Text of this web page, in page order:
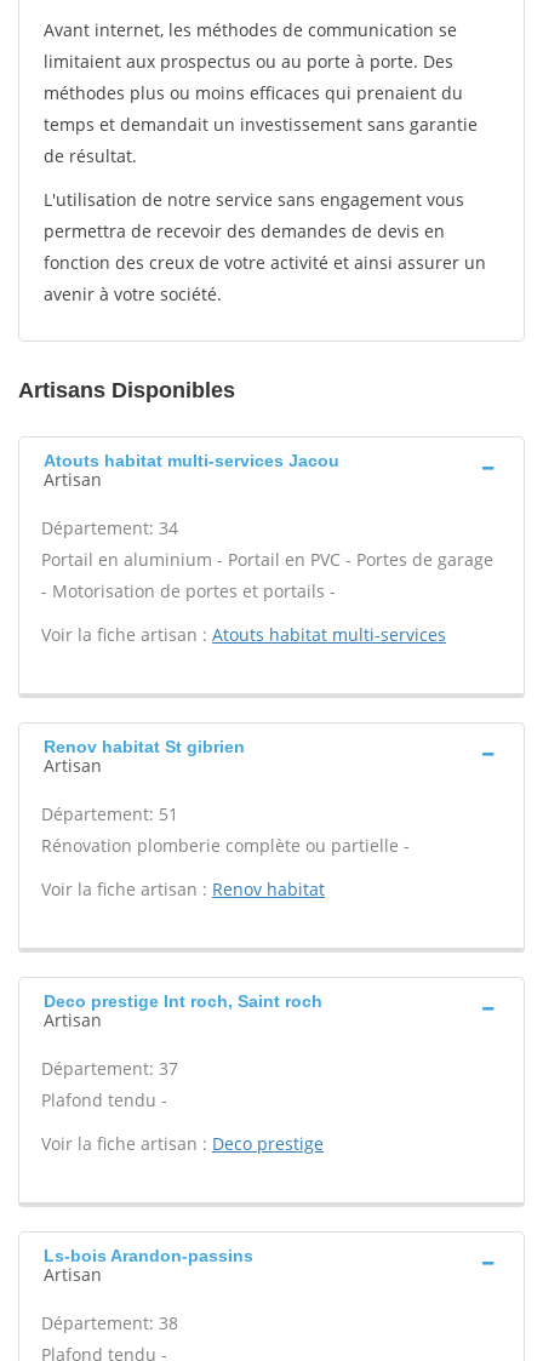
Avant internet, les méthodes de communication se
limitaient aux prospectus ou au porte à porte. Des
méthodes plus ou moins efficaces qui prenaient du
temps et demandait un investissement sans garantie
de résultat.
L'utilisation de notre service sans engagement vous
permettra de recevoir des demandes de devis en
fonction des creux de votre activité et ainsi assurer un
avenir à votre société.
Artisans Disponibles
Atouts habitat multi-services Jacou
Artisan
Département: 34
Portail en aluminium - Portail en PVC - Portes de garage
- Motorisation de portes et portails -
Voir la fiche artisan : Atouts habitat multi-services
Renov habitat St gibrien
Artisan
Département: 51
Rénovation plomberie complète ou partielle -
Voir la fiche artisan : Renov habitat
Deco prestige Int roch, Saint roch
Artisan
Département: 37
Plafond tendu -
Voir la fiche artisan : Deco prestige
Ls-bois Arandon-passins
Artisan
Département: 38
Plafond tendu -